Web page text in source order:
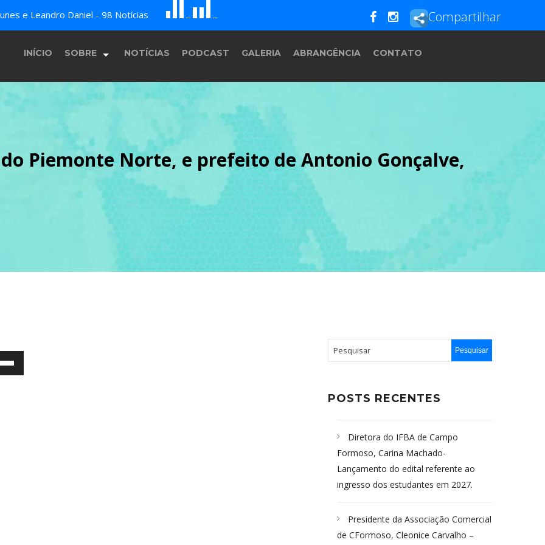
e Leandro Daniel - 98 Notícias A E F Compartilhar
INÍCIO SOBRE
História
Equipe
Programação
NOTÍCIAS PODCAST GALERIA ABRANGÊNCIA CONTATO
Piemonte Norte, e prefeito de Antonio Gonçalve,
POSTS RECENTES
Diretora do IFBA de Campo
Formoso, Carina Machado-
Lançamento do edital referente ao
ingresso dos estudantes em 2027.
Presidente da Associação Comercial
de CFormoso, Cleonice Carvalho –